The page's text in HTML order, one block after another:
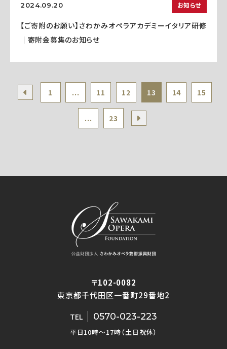
2024.09.20 お知らせ
【ご寄附のお願い】さわかみオペラアカデミーイタリア研修
｜寄附金募集のお知らせ
1 ... 11 12 13 14 15
... 23
〒102-0082
東京都千代田区一番町29番地2
TEL 0570-023-223
平日10時〜17時（土日祝休）